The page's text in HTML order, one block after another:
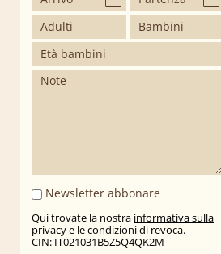
Newsletter abbonare
Qui trovate la nostra informativa sulla
privacy e le condizioni di revoca.
CIN: IT021031B5Z5Q4QK2M